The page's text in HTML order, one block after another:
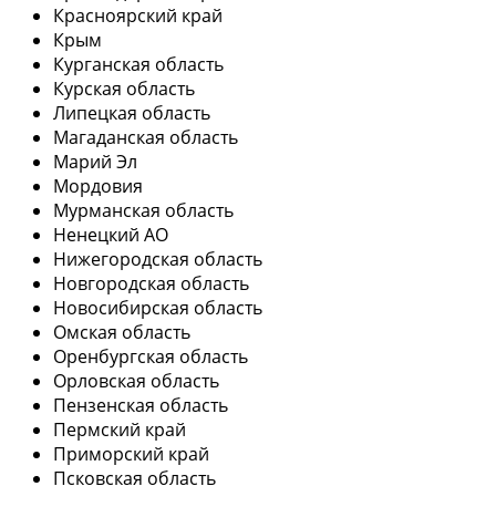
Красноярский край
Крым
Курганская область
Курская область
Липецкая область
Магаданская область
Марий Эл
Мордовия
Мурманская область
Ненецкий АО
Нижегородская область
Новгородская область
Новосибирская область
Омская область
Оренбургская область
Орловская область
Пензенская область
Пермский край
Приморский край
Псковская область